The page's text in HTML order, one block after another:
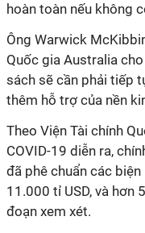
hoàn toàn nếu không
Ông Warwick
Quốc gia Australia
sách sẽ cần phải tiếp
thêm hỗ trợ của nền
Theo Viện Tài chính
COVID-19 diễn ra,
đã phê chuẩn các
11.000 tỉ USD, và hơn
đoạn xem xét.